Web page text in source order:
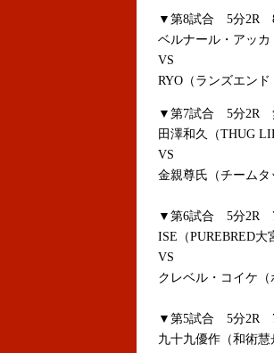
▼第8試合 5分2R
ベルナール・アッカ
VS
RYO（ランズエン
▼第7試合 5分2R
田澤和久（THUG
VS
金親尊氏（チームタ
▼第6試合 5分2R
ISE（PUREBRED大
VS
クレベル・コイケ
▼第5試合 5分2R
九十九優作（和術